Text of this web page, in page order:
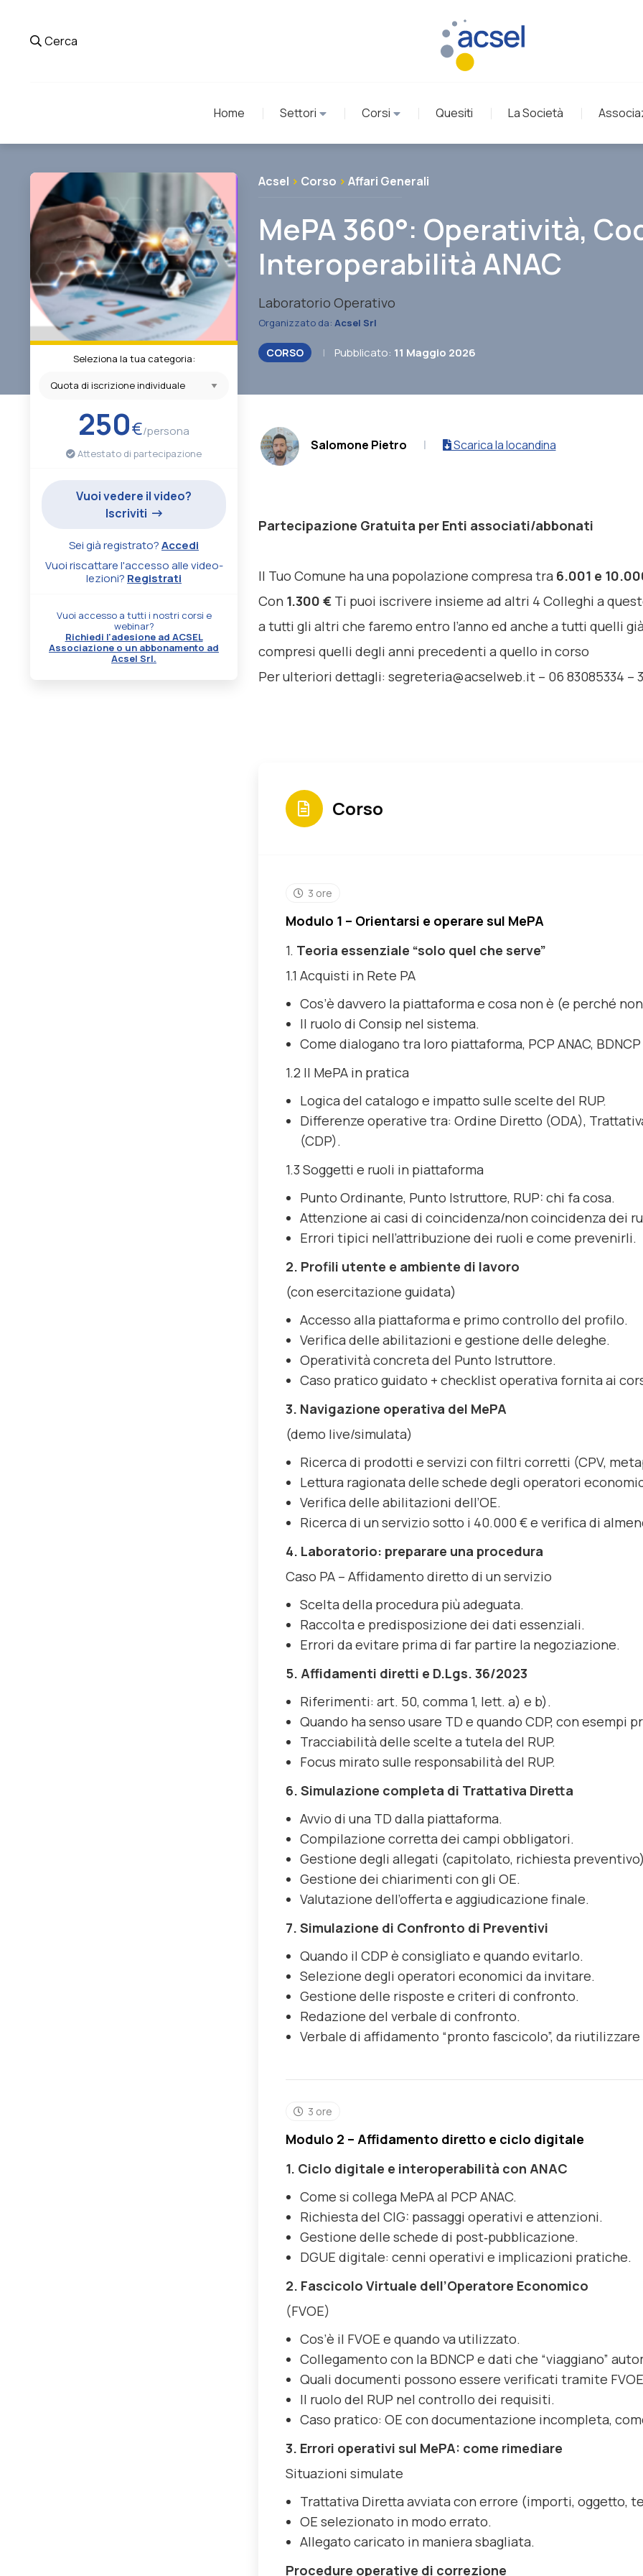
Cerca
Home Settori Corsi Quesiti La Società
Seleziona la tua categoria:
250€/persona
Attestato di partecipazione
Vuoi vedere il video?
Iscriviti
Sei già registrato?Accedi
Vuoi riscattare l'accesso alle video-
lezioni? Registrati
Vuoi accesso a tutti i nostri corsi e
webinar?
Richiedi l'adesione ad ACSEL
Associazione o un abbonamento ad
Acsel Srl.
Acsel > Corso > Affari Generali
MePA 360°: Operatività,
Interoperabilità ANAC
Laboratorio Operativo
Organizzato da: Acsel Srl
CORSO | Pubblicato: 11 Maggio 2026
Salomone Pietro
| Scarica la locandina
Partecipazione Gratuita per Enti associati/abbonati
Il Tuo Comune ha una popolazione compresa tra 6.001 e
Con 1.300 €Ti puoi iscrivere insieme ad altri 4 Colleghi a
a tutti gli altri che faremo entro l’anno ed anche a tutti quelli
compresi quelli degli anni precedenti a quello in corso
Per ulteriori dettagli: segreteria@acselweb.it – 06 83085334 –
Corso
3 ore
Modulo 1 – Orientarsi e operare sul MePA
1. Teoria essenziale “solo quel che serve”
1.1 Acquisti in Rete PA
Cos’è davvero la piattaforma e cosa non è (e perché
Il ruolo di Consip nel sistema.
Come dialogano tra loro piattaforma, PCP ANAC, BDNCP
1.2 Il MePA in pratica
Logica del catalogo e impatto sulle scelte del RUP.
Differenze operative tra: Ordine Diretto (ODA),
(CDP).
1.3 Soggetti e ruoli in piattaforma
Punto Ordinante, Punto Istruttore, RUP: chi fa cosa.
Attenzione ai casi di coincidenza/non coincidenza dei
Errori tipici nell’attribuzione dei ruoli e come prevenirli.
2. Profili utente e ambiente di lavoro
(con esercitazione guidata)
Accesso alla piattaforma e primo controllo del profilo.
Verifica delle abilitazioni e gestione delle deleghe.
Operatività concreta del Punto Istruttore.
Caso pratico guidato + checklist operativa fornita ai
3. Navigazione operativa del MePA
(demo live/simulata)
Ricerca di prodotti e servizi con filtri corretti (CPV,
Lettura ragionata delle schede degli operatori
Verifica delle abilitazioni dell’OE.
Ricerca di un servizio sotto i 40.000 € e verifica di
4. Laboratorio: preparare una procedura
Caso PA – Affidamento diretto di un servizio
Scelta della procedura più adeguata.
Raccolta e predisposizione dei dati essenziali.
Errori da evitare prima di far partire la negoziazione.
5. Affidamenti diretti e D.Lgs. 36/2023
Riferimenti: art. 50, comma 1, lett. a) e b).
Quando ha senso usare TD e quando CDP, con esempi
Tracciabilità delle scelte a tutela del RUP.
Focus mirato sulle responsabilità del RUP.
6. Simulazione completa di Trattativa Diretta
Avvio di una TD dalla piattaforma.
Compilazione corretta dei campi obbligatori.
Gestione degli allegati (capitolato, richiesta
Gestione dei chiarimenti con gli OE.
Valutazione dell’offerta e aggiudicazione finale.
7. Simulazione di Confronto di Preventivi
Quando il CDP è consigliato e quando evitarlo.
Selezione degli operatori economici da invitare.
Gestione delle risposte e criteri di confronto.
Redazione del verbale di confronto.
Verbale di affidamento “pronto fascicolo”, da
3 ore
Modulo 2 – Affidamento diretto e ciclo digitale
1. Ciclo digitale e interoperabilità con ANAC
Come si collega MePA al PCP ANAC.
Richiesta del CIG: passaggi operativi e attenzioni.
Gestione delle schede di post‑pubblicazione.
DGUE digitale: cenni operativi e implicazioni pratiche.
2. Fascicolo Virtuale dell’Operatore Economico
(FVOE)
Cos’è il FVOE e quando va utilizzato.
Collegamento con la BDNCP e dati che “viaggiano”
Quali documenti possono essere verificati tramite
Il ruolo del RUP nel controllo dei requisiti.
Caso pratico: OE con documentazione incompleta,
3. Errori operativi sul MePA: come rimediare
Situazioni simulate
Trattativa Diretta avviata con errore (importi, oggetto,
OE selezionato in modo errato.
Allegato caricato in maniera sbagliata.
Procedure operative di correzione